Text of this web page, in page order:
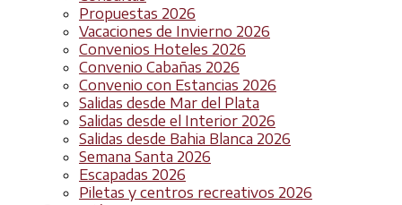
Propuestas 2026
Vacaciones de Invierno 2026
Convenios Hoteles 2026
Convenio Cabañas 2026
Convenio con Estancias 2026
Salidas desde Mar del Plata
Salidas desde el Interior 2026
Salidas desde Bahia Blanca 2026
Semana Santa 2026
Escapadas 2026
Piletas y centros recreativos 2026